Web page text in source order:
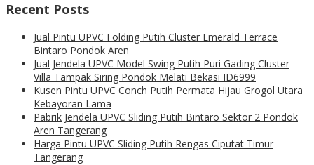
Recent Posts
Jual Pintu UPVC Folding Putih Cluster Emerald Terrace
Bintaro Pondok Aren
Jual Jendela UPVC Model Swing Putih Puri Gading Cluster
Villa Tampak Siring Pondok Melati Bekasi ID6999
Kusen Pintu UPVC Conch Putih Permata Hijau Grogol Utara
Kebayoran Lama
Pabrik Jendela UPVC Sliding Putih Bintaro Sektor 2 Pondok
Aren Tangerang
Harga Pintu UPVC Sliding Putih Rengas Ciputat Timur
Tangerang